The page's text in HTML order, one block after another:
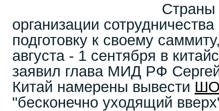
Страны
организации сотрудничества
подготовку к своему
августа - 1 сентября в
заявил глава МИД РФ
Китай намерены вывести
"бесконечно уходящий